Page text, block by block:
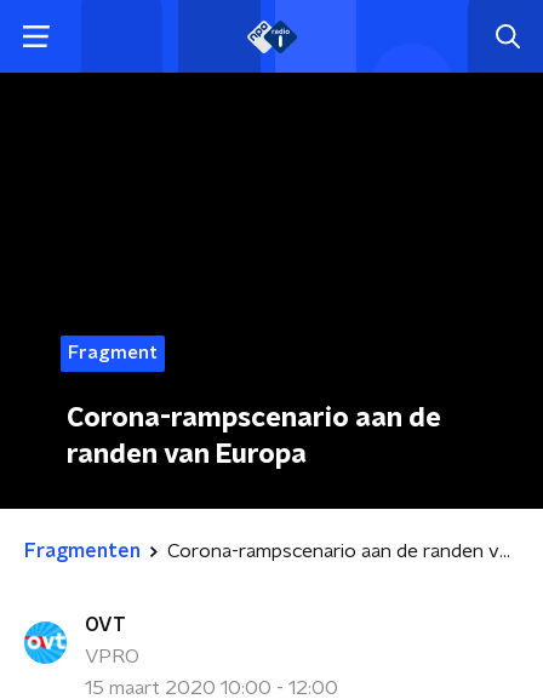
Fragment
Corona-rampscenario aan de
randen van Europa
Fragmenten Corona-rampscenario aan de randen van Europa
OVT
VPRO
15 maart 2020 10:00 - 12:00